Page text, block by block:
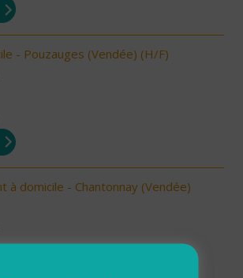
- Pouzauges (Vendée) (H/F)
à domicile - Chantonnay (Vendée)